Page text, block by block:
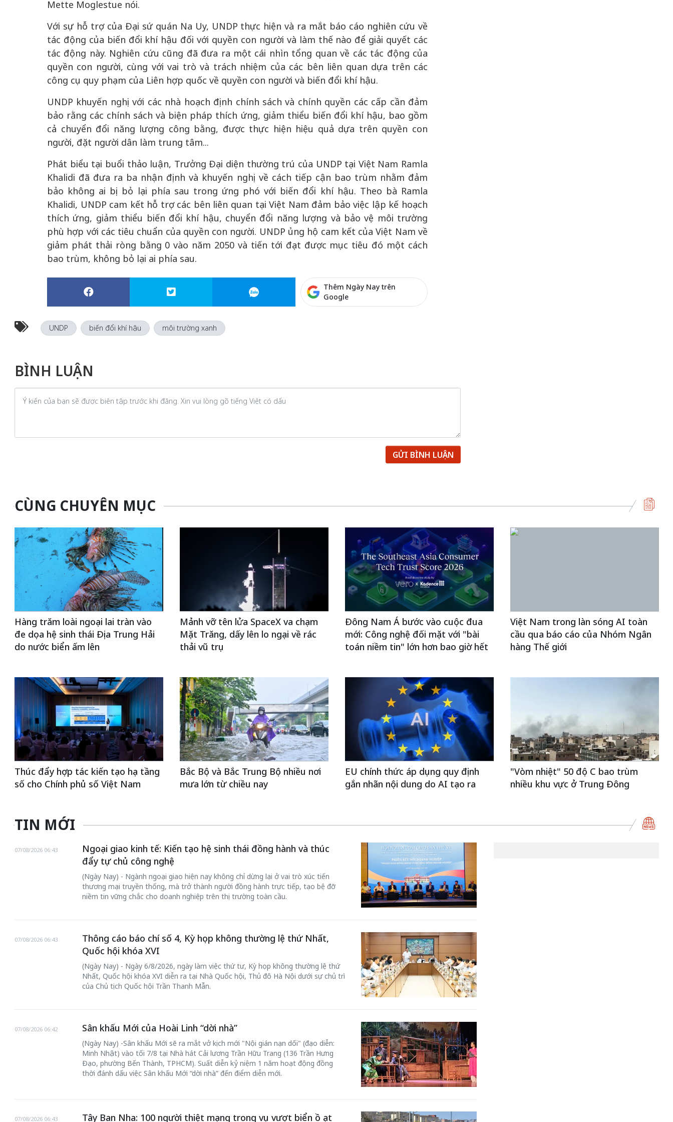
Mette Moglestue nói.
Với sự hỗ trợ của Đại sứ quán Na Uy, UNDP thực hiện và ra mắt báo cáo nghiên cứu về
tác động của biến đổi khí hậu đối với quyền con người và làm thế nào để giải quyết các
tác động này. Nghiên cứu cũng đã đưa ra một cái nhìn tổng quan về các tác động của
quyền con người, cùng với vai trò và trách nhiệm của các bên liên quan dựa trên các
công cụ quy phạm của Liên hợp quốc về quyền con người và biến đổi khí hậu.
UNDP khuyến nghị với các nhà hoạch định chính sách và chính quyền các cấp cần đảm
bảo rằng các chính sách và biện pháp thích ứng, giảm thiểu biến đổi khí hậu, bao gồm
cả chuyển đổi năng lượng công bằng, được thực hiện hiệu quả dựa trên quyền con
người, đặt người dân làm trung tâm...
Phát biểu tại buổi thảo luận, Trưởng Đại diện thường trú của UNDP tại Việt Nam Ramla
Khalidi đã đưa ra ba nhận định và khuyến nghị về cách tiếp cận bao trùm nhằm đảm
bảo không ai bị bỏ lại phía sau trong ứng phó với biến đổi khí hậu. Theo bà Ramla
Khalidi, UNDP cam kết hỗ trợ các bên liên quan tại Việt Nam đảm bảo việc lập kế hoạch
thích ứng, giảm thiểu biến đổi khí hậu, chuyển đổi năng lượng và bảo vệ môi trường
phù hợp với các tiêu chuẩn của quyền con người. UNDP ủng hộ cam kết của Việt Nam về
giảm phát thải ròng bằng 0 vào năm 2050 và tiến tới đạt được mục tiêu đó một cách
bao trùm, không bỏ lại ai phía sau.
Thêm Ngày Nay trên
Google
UNDP biến đổi khí hậu môi trường xanh
BÌNH LUẬN
GỬI BÌNH LUẬN
CÙNG CHUYÊN MỤC
Hàng trăm loài ngoại lai tràn vào
đe dọa hệ sinh thái Địa Trung Hải
do nước biển ấm lên
Mảnh vỡ tên lửa SpaceX va chạm
Mặt Trăng, dấy lên lo ngại về rác
thải vũ trụ
Đông Nam Á bước vào cuộc đua
mới: Công nghệ đối mặt với "bài
toán niềm tin" lớn hơn bao giờ hết
Việt Nam trong làn sóng AI toàn
cầu qua báo cáo của Nhóm Ngân
hàng Thế giới
Thúc đẩy hợp tác kiến tạo hạ tầng
số cho Chính phủ số Việt Nam
Bắc Bộ và Bắc Trung Bộ nhiều nơi
mưa lớn từ chiều nay
EU chính thức áp dụng quy định
gắn nhãn nội dung do AI tạo ra
"Vòm nhiệt" 50 độ C bao trùm
nhiều khu vực ở Trung Đông
TIN MỚI
Ngoại giao kinh tế: Kiến tạo hệ sinh thái đồng hành và thúc
đẩy tự chủ công nghệ
07/08/2026 06:43
(Ngày Nay) - Ngành ngoại giao hiện nay không chỉ dừng lại ở vai trò xúc tiến
thương mại truyền thống, mà trở thành người đồng hành trực tiếp, tạo bệ đỡ
niềm tin vững chắc cho doanh nghiệp trên thị trường toàn cầu.
Thông cáo báo chí số 4, Kỳ họp không thường lệ thứ Nhất,
Quốc hội khóa XVI
07/08/2026 06:43
(Ngày Nay) - Ngày 6/8/2026, ngày làm việc thứ tư, Kỳ họp không thường lệ thứ
Nhất, Quốc hội khóa XVI diễn ra tại Nhà Quốc hội, Thủ đô Hà Nội dưới sự chủ trì
của Chủ tịch Quốc hội Trần Thanh Mẫn.
Sân khấu Mới của Hoài Linh “dời nhà”
07/08/2026 06:42
(Ngày Nay) -Sân khấu Mới sẽ ra mắt vở kịch mới "Nội gián nạn dối" (đạo diễn:
Minh Nhật) vào tối 7/8 tại Nhà hát Cải lương Trần Hữu Trang (136 Trần Hưng
Đạo, phường Bến Thành, TPHCM). Suất diễn kỷ niệm 1 năm hoạt động đồng
thời đánh dấu việc Sân khấu Mới “dời nhà” đến điểm diễn mới.
Tây Ban Nha: 100 người thiệt mạng trong vụ vượt biển ồ ạt
07/08/2026 06:43